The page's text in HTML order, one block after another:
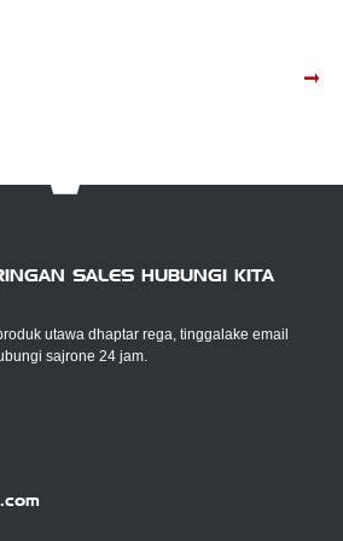
SALES HUBUNGI KITA
utawa dhaptar rega, tinggalake email
sajrone 24 jam.